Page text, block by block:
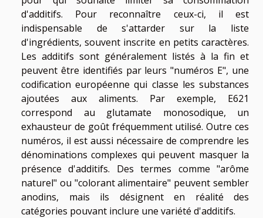
d'additifs. Pour reconnaître ceux-ci, il est
indispensable de s'attarder sur la liste
d'ingrédients, souvent inscrite en petits caractères.
Les additifs sont généralement listés à la fin et
peuvent être identifiés par leurs "numéros E", une
codification européenne qui classe les substances
ajoutées aux aliments. Par exemple, E621
correspond au glutamate monosodique, un
exhausteur de goût fréquemment utilisé. Outre ces
numéros, il est aussi nécessaire de comprendre les
dénominations complexes qui peuvent masquer la
présence d'additifs. Des termes comme "arôme
naturel" ou "colorant alimentaire" peuvent sembler
anodins, mais ils désignent en réalité des
catégories pouvant inclure une variété d'additifs.